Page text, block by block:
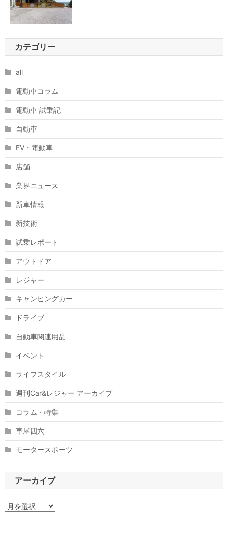
カテゴリー
all
電動車コラム
電動車 試乗記
自動車
EV・電動車
店舗
業界ニュース
新車情報
新技術
試乗レポート
アウトドア
レジャー
キャンピングカー
ドライブ
自動車関連用品
イベント
ライフスタイル
週刊Car&レジャー アーカイブ
コラム・特集
車屋四六
モータースポーツ
アーカイブ
ア